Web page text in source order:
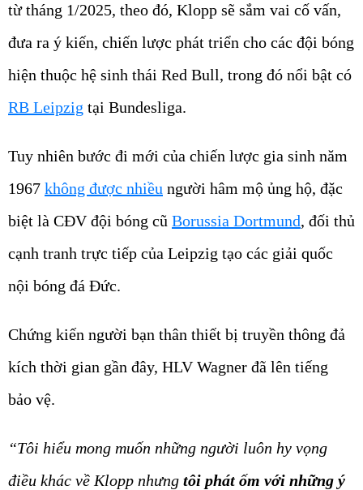
từ tháng 1/2025, theo đó, Klopp sẽ sắm vai cố vấn,
đưa ra ý kiến, chiến lược phát triển cho các đội bóng
hiện thuộc hệ sinh thái Red Bull, trong đó nổi bật có
RB Leipzig tại Bundesliga.
Tuy nhiên bước đi mới của chiến lược gia sinh năm
1967 không được nhiều người hâm mộ ủng hộ, đặc
biệt là CĐV đội bóng cũ Borussia Dortmund, đối thủ
cạnh tranh trực tiếp của Leipzig tạo các giải quốc
nội bóng đá Đức.
Chứng kiến người bạn thân thiết bị truyền thông đả
kích thời gian gần đây, HLV Wagner đã lên tiếng
bảo vệ.
“Tôi hiểu mong muốn những người luôn hy vọng
điều khác về Klopp nhưng tôi phát ốm với những ý